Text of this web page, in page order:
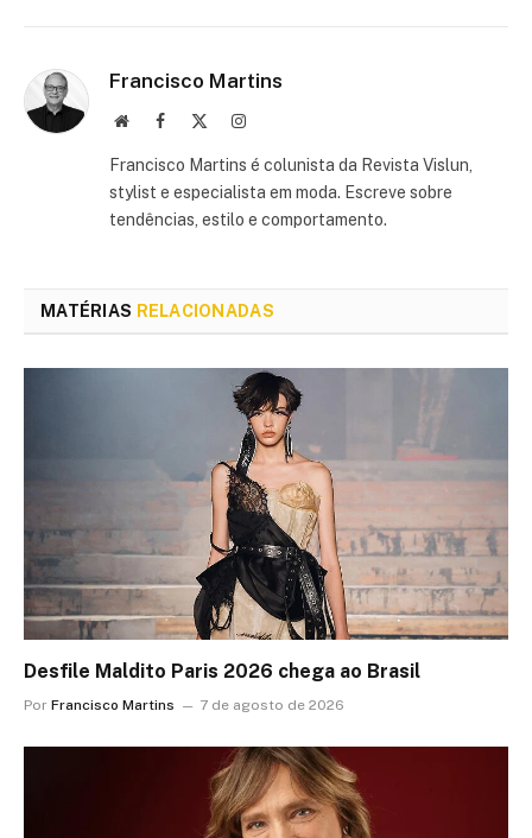
Francisco Martins
Site Facebook Instagram
Francisco Martins é colunista da Revista Vislun,
stylist e especialista em moda. Escreve sobre
tendências, estilo e comportamento.
MATÉRIAS RELACIONADAS
Desfile Maldito Paris 2026 chega ao Brasil
Por Francisco Martins 7 de agosto de 2026